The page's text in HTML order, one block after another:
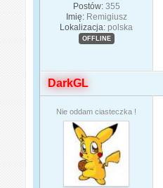
Postów: 355
Imię: Remigiusz
Lokalizacja: polska
OFFLINE
DarkGL
Nie oddam ciasteczka !